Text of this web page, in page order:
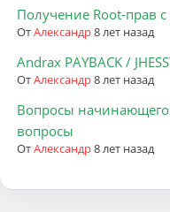
Получение Root-прав
ОтАлександр8 лет назад
Andrax PAYBACK /
ОтАлександр8 лет назад
Вопросы
вопросы
ОтАлександр8 лет назад